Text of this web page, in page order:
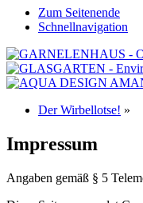
Zum Seitenende
Schnellnavigation
Der Wirbellotse! »
Impressum
Angaben gemäß § 5